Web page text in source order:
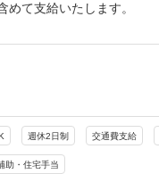
て支給いたします。
週休2日制 交通費支給
助・住宅手当